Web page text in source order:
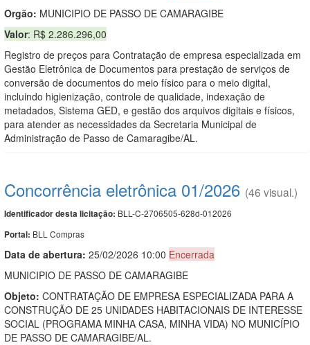
Orgão: MUNICIPIO DE PASSO DE CAMARAGIBE
Valor: R$ 2.286.296,00
Registro de preços para Contratação de empresa especializada em
Gestão Eletrônica de Documentos para prestação de serviços de
conversão de documentos do meio físico para o meio digital,
incluindo higienização, controle de qualidade, indexação de
metadados, Sistema GED, e gestão dos arquivos digitais e físicos,
para atender as necessidades da Secretaria Municipal de
Administração de Passo de Camaragibe/AL.
Concorrência eletrônica 01/2026 (46 visual.)
Identificador desta licitação: BLL-C-2706505-628d-012026
Portal: BLL Compras
Data de abertura: 25/02/2026 10:00 Encerrada
MUNICIPIO DE PASSO DE CAMARAGIBE
Objeto: CONTRATAÇÃO DE EMPRESA ESPECIALIZADA PARA A
CONSTRUÇÃO DE 25 UNIDADES HABITACIONAIS DE INTERESSE
SOCIAL (PROGRAMA MINHA CASA, MINHA VIDA) NO MUNICÍPIO
DE PASSO DE CAMARAGIBE/AL.